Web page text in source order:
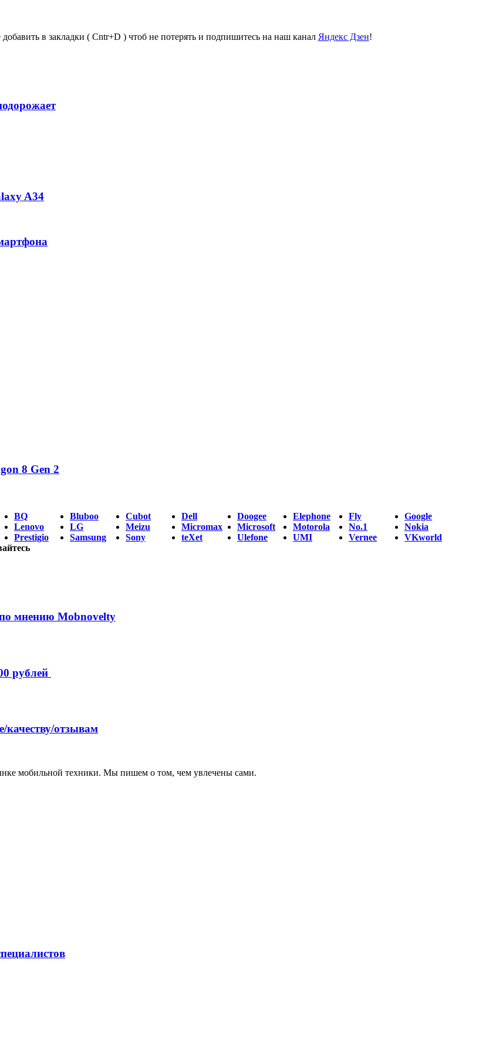
добавить в закладки ( Cntr+D ) чтоб не потерять и подпишитесь на наш канал Яндекс Дзен!
A34
8 Gen 2
BQ Bluboo Cubot Dell Doogee Elephone Fly
Google
Lenovo LG Meizu Micromax Microsoft Motorola No.1
Nokia
Prestigio Samsung Sony teXet Ulefone UMI Vernee
VKworld
мнению Mobnovelty
рублей
качеству/отзывам
мобильной техники. Мы пишем о том, чем увлечены сами.